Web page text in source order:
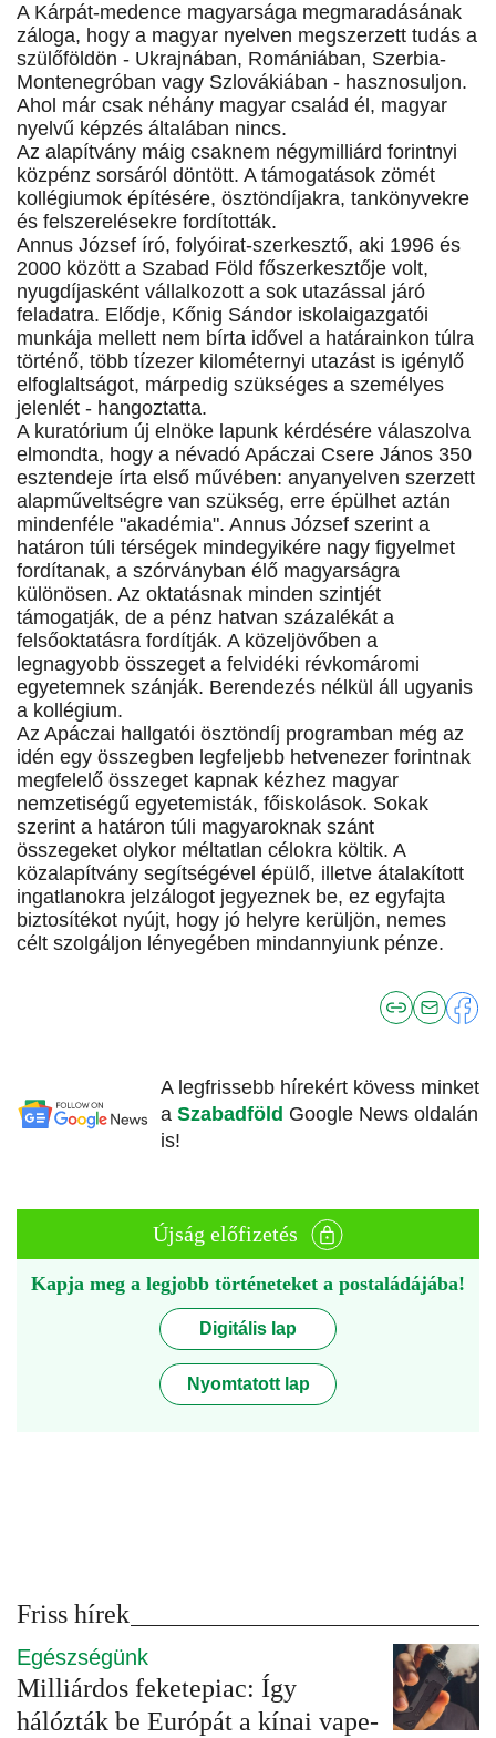
A Kárpát-medence magyarsága megmaradásának
záloga, hogy a magyar nyelven megszerzett tudás a
szülőföldön - Ukrajnában, Romániában, Szerbia-
Montenegróban vagy Szlovákiában - hasznosuljon.
Ahol már csak néhány magyar család él, magyar
nyelvű képzés általában nincs.
Az alapítvány máig csaknem négymilliárd forintnyi
közpénz sorsáról döntött. A támogatások zömét
kollégiumok építésére, ösztöndíjakra, tankönyvekre
és felszerelésekre fordították.
Annus József író, folyóirat-szerkesztő, aki 1996 és
2000 között a Szabad Föld főszerkesztője volt,
nyugdíjasként vállalkozott a sok utazással járó
feladatra. Elődje, Kőnig Sándor iskolaigazgatói
munkája mellett nem bírta idővel a határainkon túlra
történő, több tízezer kilométernyi utazást is igénylő
elfoglaltságot, márpedig szükséges a személyes
jelenlét - hangoztatta.
A kuratórium új elnöke lapunk kérdésére válaszolva
elmondta, hogy a névadó Apáczai Csere János 350
esztendeje írta első művében: anyanyelven szerzett
alapműveltségre van szükség, erre épülhet aztán
mindenféle "akadémia". Annus József szerint a
határon túli térségek mindegyikére nagy figyelmet
fordítanak, a szórványban élő magyarságra
különösen. Az oktatásnak minden szintjét
támogatják, de a pénz hatvan százalékát a
felsőoktatásra fordítják. A közeljövőben a
legnagyobb összeget a felvidéki révkomáromi
egyetemnek szánják. Berendezés nélkül áll ugyanis
a kollégium.
Az Apáczai hallgatói ösztöndíj programban még az
idén egy összegben legfeljebb hetvenezer forintnak
megfelelő összeget kapnak kézhez magyar
nemzetiségű egyetemisták, főiskolások. Sokak
szerint a határon túli magyaroknak szánt
összegeket olykor méltatlan célokra költik. A
közalapítvány segítségével épülő, illetve átalakított
ingatlanokra jelzálogot jegyeznek be, ez egyfajta
biztosítékot nyújt, hogy jó helyre kerüljön, nemes
célt szolgáljon lényegében mindannyiunk pénze.
A legfrissebb hírekért kövess minket
a Szabadföld Google News oldalán
is!
Újság előfizetés
Kapja meg a legjobb történeteket a postaládájába!
Digitális lap
Nyomtatott lap
Friss hírek
Egészségünk
Milliárdos feketepiac: Így
hálózták be Európát a kínai vape-